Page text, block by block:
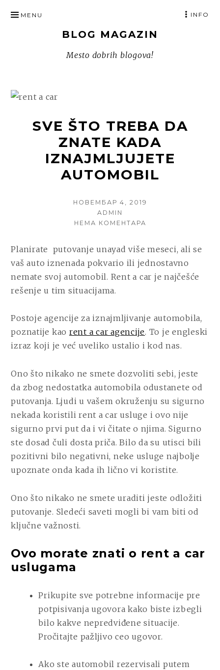
TO
BLOG MAGAZIN
Mesto dobrih blogova!
MENU INFO
SVE ŠTO TREBA DA
ZNATE KADA
IZNAJMLJUJETE
AUTOMOBIL
POSTED
НОВЕМБАР 4, 2019
AUTHOR
ADMIN
НЕМА КОМЕНТАРА
TREBA
DA
ZNATE
Planirate putovanje unayad više meseci, ali se
vaš auto iznenada pokvario ili jednostavno
nemate svoj automobil. Rent a car je najčešće
rešenje u tim situacijama.
Postoje agencije za iznajmljivanje automobila,
poznatije kao rent a car agencije. To je engleski
izraz koji je već uveliko ustalio i kod nas.
Ono što nikako ne smete dozvoliti sebi, jeste
da zbog nedostatka automobila odustanete od
putovanja. Ljudi u vašem okruženju su sigurno
nekada koristili rent a car usluge i ovo nije
sigurno prvi put da i vi čitate o njima. Sigurno
ste dosad čuli dosta priča. Bilo da su utisci bili
pozitivni bilo negativni, neke usluge najbolje
upoznate onda kada ih lično vi koristite.
Ono što nikako ne smete uraditi jeste odložiti
putovanje. Sledeći saveti mogli bi vam biti od
ključne važnosti.
Ovo morate znati o rent a car
uslugama
Prikupite sve potrebne informacije pre
potpisivanja ugovora kako biste izbegli
bilo kakve nepredviđene situacije.
Pročitajte pažljivo ceo ugovor.
Ako ste automobil rezervisali putem